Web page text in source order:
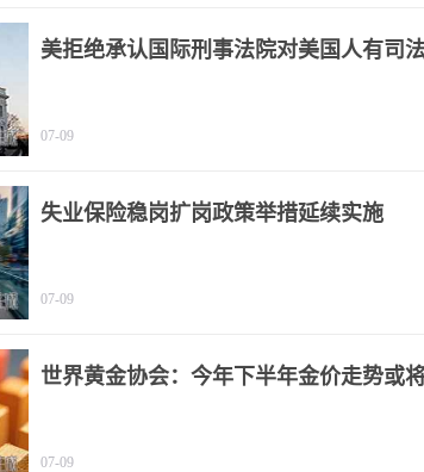
美拒绝承认国际刑事法院对美国人有司
07-09
失业保险稳岗扩岗政策举措延续实施
07-09
世界黄金协会：今年下半年金价走势或
07-09